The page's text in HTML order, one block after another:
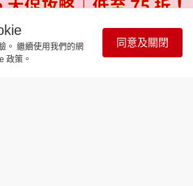
。 繼續使用我們的網
政策。
同意及關閉